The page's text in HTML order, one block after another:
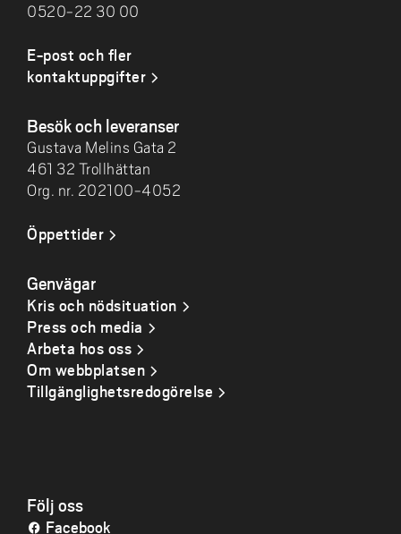
0520-22 30 00
E-post och fler
kontaktuppgifter
Besök och leveranser
Gustava Melins Gata 2
461 32 Trollhättan
Org. nr. 202100-4052
Öppettider
Genvägar
Kris och nödsituation
Press och media
Arbeta hos oss
Om webbplatsen
Tillgänglighetsredogörelse
Följ oss
Facebook